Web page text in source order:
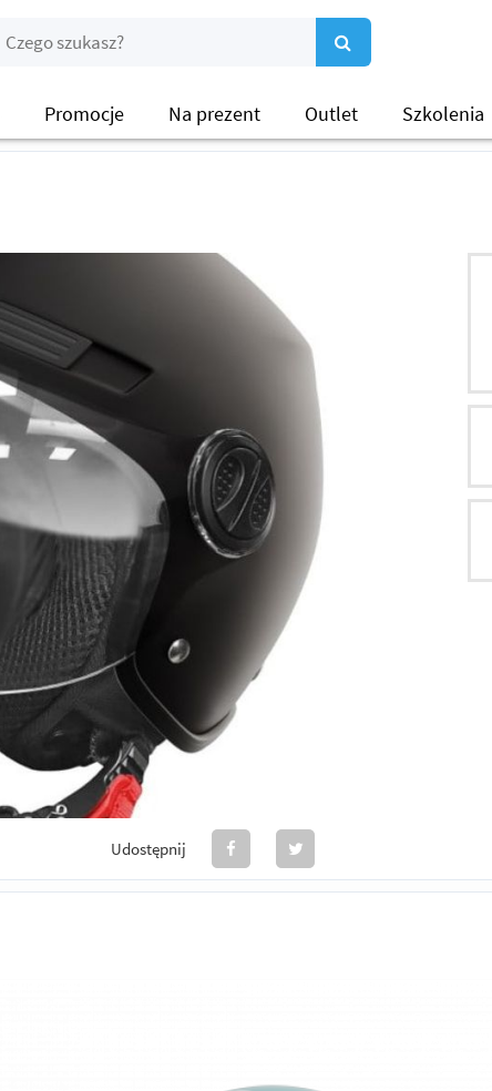
Promocje Na prezent Outlet Szkolenia
Udostępnij